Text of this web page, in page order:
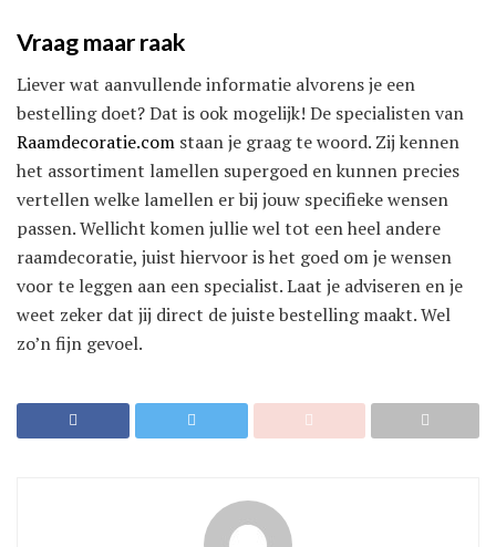
Vraag maar raak
Liever wat aanvullende informatie alvorens je een
bestelling doet? Dat is ook mogelijk! De specialisten van
Raamdecoratie.com staan je graag te woord. Zij kennen
het assortiment lamellen supergoed en kunnen precies
vertellen welke lamellen er bij jouw specifieke wensen
passen. Wellicht komen jullie wel tot een heel andere
raamdecoratie, juist hiervoor is het goed om je wensen
voor te leggen aan een specialist. Laat je adviseren en je
weet zeker dat jij direct de juiste bestelling maakt. Wel
zo’n fijn gevoel.